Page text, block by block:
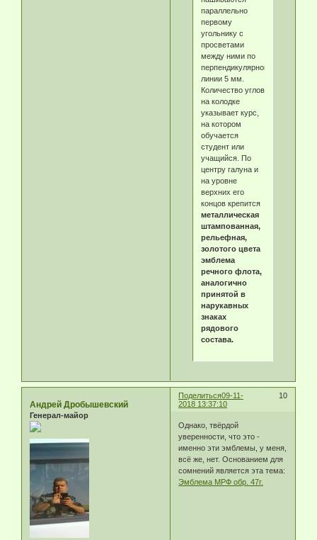
параллельно
первому
угольнику с
просветами
между ними по
перпендикулярной
линии 5 мм.
Количество углов
на колодке
указывает курс,
на котором
обучается
студент или
учащийся. По
центру галуна и
на уровне
верхних его
концов крепится
металлическая
штампованная,
рельефная,
золотого цвета
эмблема
речного флота,
аналогично
принятой в
нарукавных
знаках
рядового
состава.
Поделиться 10
09-11-
2018 13:37:10
Андрей Дробышевский
Генерал-майор
Однако, твёрдой
уверенности, что это -
именно эти эмблемы, у меня,
всё же, нет. Основанием для
сомнений является эта тема:
Эмблема МРФ обр. 47г.